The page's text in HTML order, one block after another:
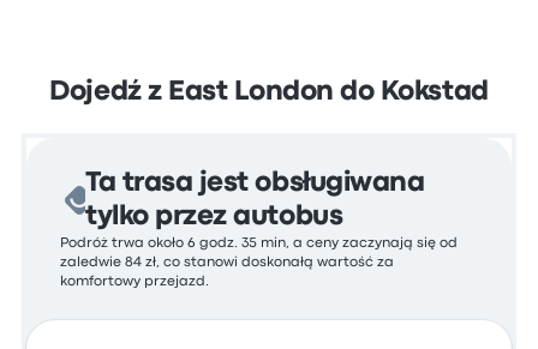
Dojedź z East London do Kokstad
Ta trasa jest obsługiwana
tylko przez autobus
Podróż trwa około 6 godz. 35 min, a ceny zaczynają się od
zaledwie 84 zł, co stanowi doskonałą wartość za
komfortowy przejazd.